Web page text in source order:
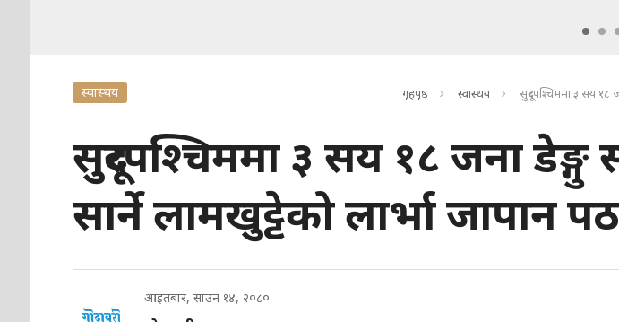
स्वास्थय गृहपृष्ठ स्वास्थय सुदूरपश्चिममा ३ सय १८
सुदूरपश्चिममा ३ सय १८ जना डेङ्गु
सार्ने लामखुट्टेको लार्भा जापान
आइतबार, साउन १४, २०८०